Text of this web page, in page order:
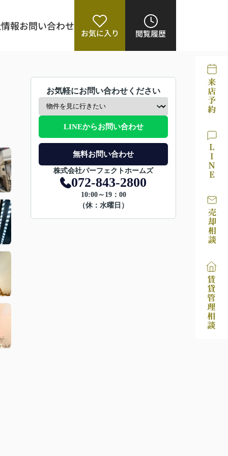
報お問い合わせ
お気に入り 閲覧履歴
お気軽にお問い合わせください
LINEからお問い合わせ
無料お問い合わせ
株式会社パーフェクトホームズ
072-843-2800
10:00～19：00
（休：水曜日）